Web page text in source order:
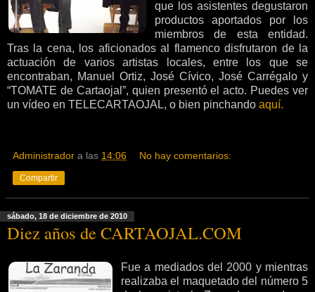
que los asistentes degustaron
productos aportados por los
miembros de esta entidad.
Tras la cena, los aficionados al flamenco disfrutaron de la
actuación de varios artistas locales, entre los que se
encontraban, Manuel Ortiz, José Cívico, José Carrégalo y
“TOMATE de Cartaojal”, quien presentó el acto. Puedes ver
un vídeo en TELECARTAOJAL, o bien pinchando aquí.
Administrador a las 14:06 No hay comentarios:
Compartir
sábado, 18 de diciembre de 2010
Diez años de CARTAOJAL.COM
Fue a mediados del 2000 y mientras
realizaba el maquetado del número 5